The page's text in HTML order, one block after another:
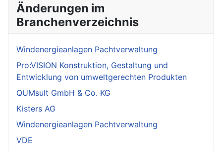
Änderungen im
Branchenverzeichnis
Windenergieanlagen Pachtverwaltung
Pro:VISION Konstruktion, Gestaltung und
Entwicklung von umweltgerechten Produkten
QUMsult GmbH & Co. KG
Kisters AG
Windenergieanlagen Pachtverwaltung
VDE